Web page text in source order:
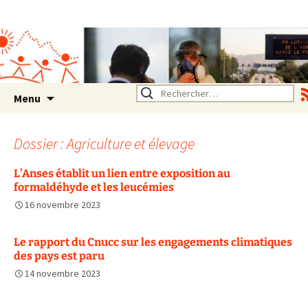
Rhône Alpes
Un environnement sain pour
la santé de tous
Menu Rechercher :
Dossier : Agriculture et élevage
L’Anses établit un lien entre exposition au
formaldéhyde et les leucémies
16 novembre 2023
Le rapport du Cnucc sur les engagements climatiques
des pays est paru
14 novembre 2023